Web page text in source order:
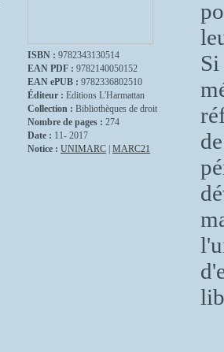
ISBN : 9782343130514
EAN PDF : 9782140050152
EAN ePUB : 9782336802510
Éditeur : Editions L'Harmattan
Collection : Bibliothèques de droit
Nombre de pages : 274
Date : 11- 2017
Notice : UNIMARC MARC21